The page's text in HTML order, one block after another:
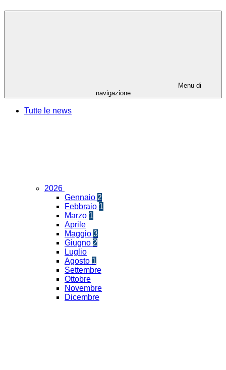
Menu di
navigazione
Tutte le news
2026
Gennaio 2
Febbraio 1
Marzo 1
Aprile
Maggio 3
Giugno 2
Luglio
Agosto 1
Settembre
Ottobre
Novembre
Dicembre